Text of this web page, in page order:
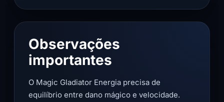
Observações
importantes
O Magic Gladiator Energia precisa de
equilíbrio entre dano mágico e velocidade.